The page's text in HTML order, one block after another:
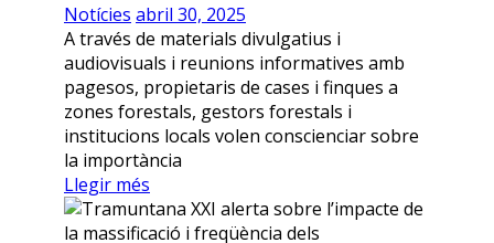
Notícies abril 30, 2025
A través de materials divulgatius i
audiovisuals i reunions informatives amb
pagesos, propietaris de cases i finques a
zones forestals, gestors forestals i
institucions locals volen conscienciar sobre
la importància
Llegir més